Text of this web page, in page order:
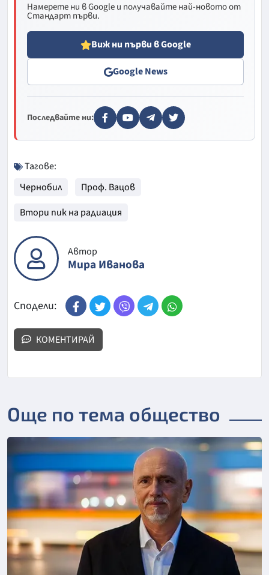
Намерете ни в Google и получавайте най-новото от
Стандарт първи.
Виж ни първи в Google
Google News
Последвайте ни:
Тагове:
Чернобил
Проф. Вацов
Втори пик на радиация
Автор
Мира Иванова
Сподели:
КОМЕНТИРАЙ
Още по тема общество